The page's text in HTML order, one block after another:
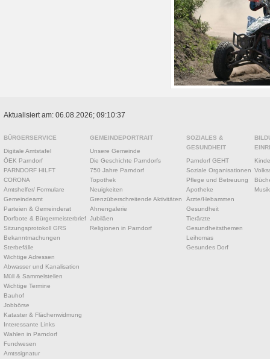
Aktualisiert am: 06.08.2026; 09:10:37
BÜRGERSERVICE
Digitale Amtstafel
ÖEK Parndorf
PARNDORF HILFT
CORONA
Amtshelfer/ Formulare
Gemeindeamt
Parteien & Gemeinderat
Dorfbote & Bürgermeisterbrief
Sitzungsprotokoll GRS
Bekanntmachungen
Sterbefälle
Wichtige Adressen
Abwasser und Kanalisation
Müll & Sammelstellen
Wichtige Termine
Bauhof
Jobbörse
Kataster & Flächenwidmung
Interessante Links
Wahlen in Parndorf
Fundwesen
Amtssignatur
GEMEINDEPORTRAIT
Unsere Gemeinde
Die Geschichte Parndorfs
750 Jahre Parndorf
Topothek
Neuigkeiten
Grenzüberschreitende Aktivitäten
Ahnengalerie
Jubiläen
Religionen in Parndorf
SOZIALES &
GESUNDHEIT
Parndorf GEHT
Soziale Organisationen
Pflege und Betreuung
Apotheke
Ärzte/Hebammen
Gesundheit
Tierärzte
Gesundheitsthemen
Leihomas
Gesundes Dorf